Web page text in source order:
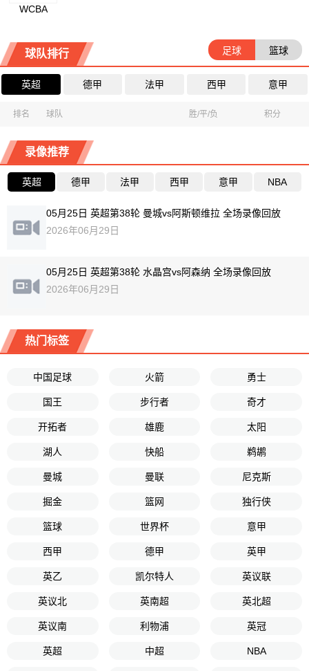
WCBA
球队排行 足球 篮球
英超 德甲 法甲 西甲 意甲
排名 球队 胜/平/负 积分
录像推荐
英超 德甲 法甲 西甲 意甲 NBA
05月25日 英超第38轮 曼城vs阿斯顿维拉 全场录像回放
2026年06月29日
05月25日 英超第38轮 水晶宫vs阿森纳 全场录像回放
2026年06月29日
热门标签
中国足球 火箭 勇士
国王 步行者 奇才
开拓者 雄鹿 太阳
湖人 快船 鹈鹕
曼城 曼联 尼克斯
掘金 篮网 独行侠
篮球 世界杯 意甲
西甲 德甲 英甲
英乙 凯尔特人 英议联
英议北 英南超 英北超
英议南 利物浦 英冠
英超 中超 NBA